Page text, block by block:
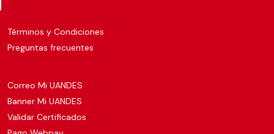
Términos y Condiciones
Preguntas frecuentes
Correo Mi UANDES
Banner Mi UANDES
Validar Certificados